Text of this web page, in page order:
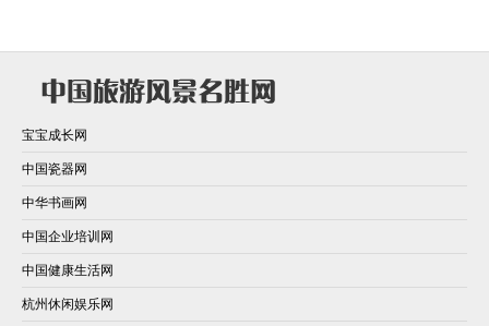
宝宝成长网
中国瓷器网
中华书画网
中国企业培训网
中国健康生活网
杭州休闲娱乐网